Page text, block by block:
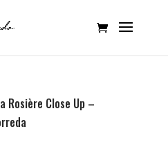
Rosière Close Up –